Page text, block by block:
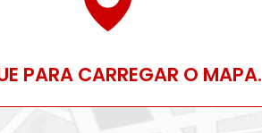
PARA CARREGAR O MAPA.